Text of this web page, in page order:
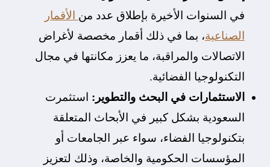
في السنوات الأخيرة بإطلاق عدد من الأقمار
الصناعية، بما في ذلك أقمار مخصصة لأغراض
الاتصالات والمراقبة، ما يعزز مكانتها في مجال
التكنولوجيا الفضائية.
الاستثمارات في البحث والتطوير: استثمرت
السعودية بشكل كبير في الأبحاث المتعلقة
بتكنولوجيا الفضاء، سواء عبر الجامعات أو
المؤسسات الحكومية والخاصة، وذلك لتعزيز